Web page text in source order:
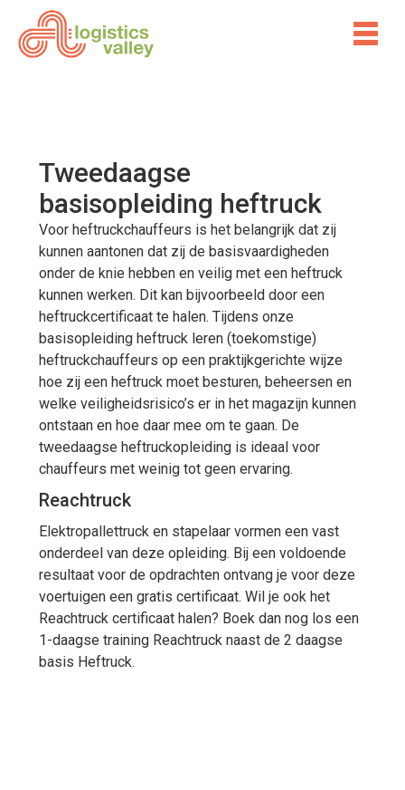
Tweedaagse
basisopleiding heftruck
Voor heftruckchauffeurs is het belangrijk dat zij
kunnen aantonen dat zij de basisvaardigheden
onder de knie hebben en veilig met een heftruck
kunnen werken. Dit kan bijvoorbeeld door een
heftruckcertificaat te halen. Tijdens onze
basisopleiding heftruck leren (toekomstige)
heftruckchauffeurs op een praktijkgerichte wijze
hoe zij een heftruck moet besturen, beheersen en
welke veiligheidsrisico’s er in het magazijn kunnen
ontstaan en hoe daar mee om te gaan. De
tweedaagse heftruckopleiding is ideaal voor
chauffeurs met weinig tot geen ervaring.
Reachtruck
Elektropallettruck en stapelaar vormen een vast
onderdeel van deze opleiding. Bij een voldoende
resultaat voor de opdrachten ontvang je voor deze
voertuigen een gratis certificaat. Wil je ook het
Reachtruck certificaat halen? Boek dan nog los een
1-daagse training Reachtruck naast de 2 daagse
basis Heftruck.